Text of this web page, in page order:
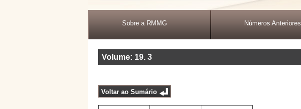
Sobre a RMMG Números Anteriores
Volume: 19. 3
Voltar ao Sumário